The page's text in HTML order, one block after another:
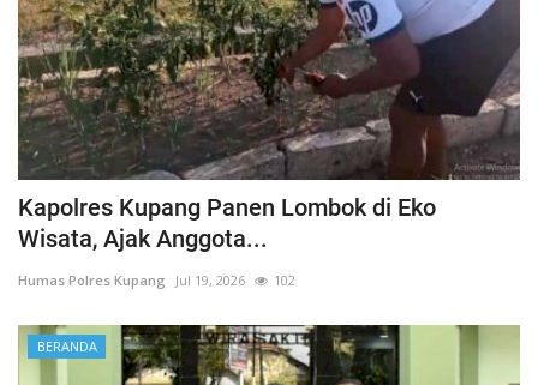
Kapolres Kupang Panen Lombok di Eko
Wisata, Ajak Anggota...
Humas Polres Kupang Jul 19, 2026 102
BERANDA